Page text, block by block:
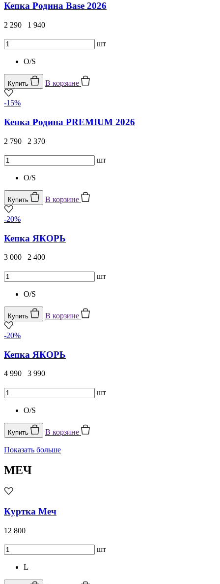
Кепка Родина Base 2026
2 290 1 940
шт
O/S
Купить В корзине
-15%
Кепка Родина PREMIUM 2026
2 790 2 370
шт
O/S
Купить В корзине
-20%
Кепка ЯКОРЬ
3 000 2 400
шт
O/S
Купить В корзине
-20%
Кепка ЯКОРЬ
4 990 3 990
шт
O/S
Купить В корзине
Показать больше
МЕЧ
Куртка Меч
12 800
шт
L